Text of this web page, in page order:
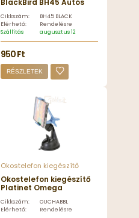
BlackBird BH45 Autós
Szellőzőrácsra Black -
BH45 BLACK
Cikkszám:
BH45 BLACK
Elérhető:
Rendelésre
Szállítás
augusztus 12, szerda
950 Ft
RÉSZLETEK
Okostelefon kiegészítő
Okostelefon kiegészítő
Platinet Omega
okostelefon tartó
Black/Blue - OUCHABBL
Cikkszám:
OUCHABBL
Elérhető:
Rendelésre